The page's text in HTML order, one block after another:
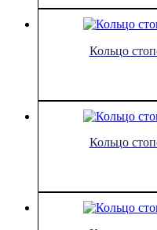
Кольцо
Кольцо